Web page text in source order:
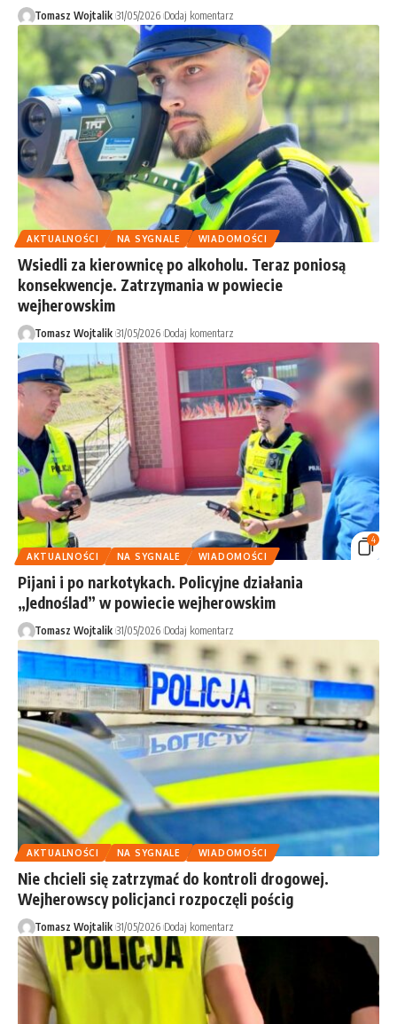
Tomasz Wojtalik 31/05/2026 Dodaj komentarz
AKTUALNOŚCI NA SYGNALE WIADOMOŚCI
Wsiedli za kierownicę po alkoholu. Teraz poniosą
konsekwencje. Zatrzymania w powiecie
wejherowskim
Tomasz Wojtalik 31/05/2026 Dodaj komentarz
4
AKTUALNOŚCI
NA SYGNALE WIADOMOŚCI
Pijani i po narkotykach. Policyjne działania
„Jednoślad” w powiecie wejherowskim
Tomasz Wojtalik 31/05/2026 Dodaj komentarz
AKTUALNOŚCI NA SYGNALE WIADOMOŚCI
Nie chcieli się zatrzymać do kontroli drogowej.
Wejherowscy policjanci rozpoczęli pościg
Tomasz Wojtalik 31/05/2026 Dodaj komentarz